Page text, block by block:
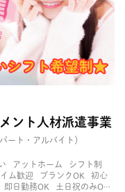
ント人材派遣事業
ート・アルバイト）
アットホーム
シフト制
ム歓迎 ブランクOK
初心
即日勤務OK
土日祝のみOK